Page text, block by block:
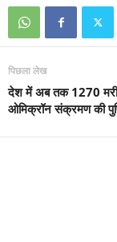
पिछला लेख
देश में अब तक 1270
ओमिक्रॉन संक्रमण की